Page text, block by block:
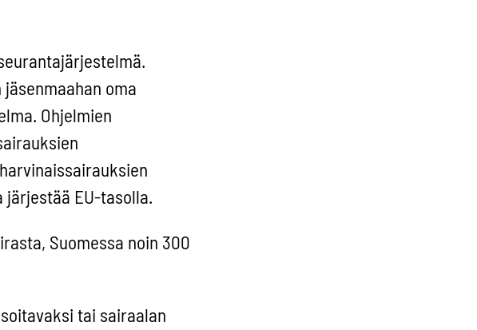
oma
Ohjelmien
EU-tasolla.
Suomessa noin 300
tai sairaalan